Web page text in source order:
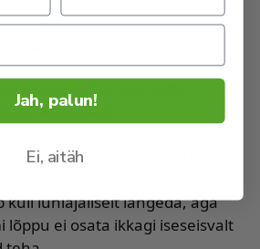
kohta just Sulle
lahkumata
nendest on üles ehitatud kindla
küll lühiajaliselt langeda, aga
ei osata ikkagi iseseisvalt
Jah, palun!
Ei, aitäh